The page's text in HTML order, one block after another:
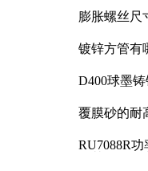
膨胀螺丝尺
镀锌方管有
D400球墨
覆膜砂的耐
RU7088R